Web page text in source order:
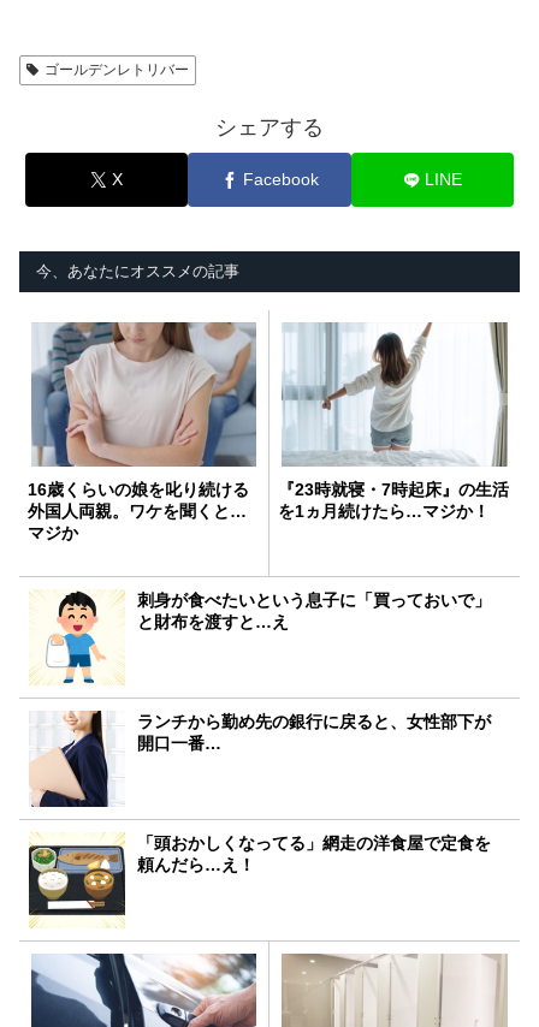
ゴールデンレトリバー
シェアする
X Facebook LINE
今、あなたにオススメの記事
16歳くらいの娘を叱り続ける
外国人両親。ワケを聞くと…
マジか
『23時就寝・7時起床』の生活
を1ヵ月続けたら…マジか！
刺身が食べたいという息子に「買っておいで」
と財布を渡すと…え
ランチから勤め先の銀行に戻ると、女性部下が
開口一番…
「頭おかしくなってる」網走の洋食屋で定食を
頼んだら…え！